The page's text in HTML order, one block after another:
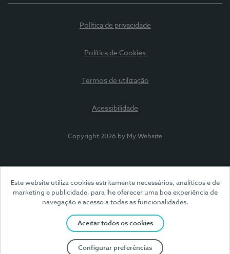
Este website utiliza cookies estritamente necessários, analíticos e de
marketing e publicidade, para lhe oferecer uma boa experiência de
navegação e acesso a todas as funcionalidades.
Aceitar todos os cookies
Configurar preferências
Política de privacidade
Política de Cookies
Termos de utilização
Acessibilidade
Copyright 2026 by My Website